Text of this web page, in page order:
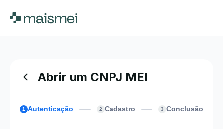
Abrir um CNPJ MEI
1 Autenticação 2 Cadastro 3 Conclusão